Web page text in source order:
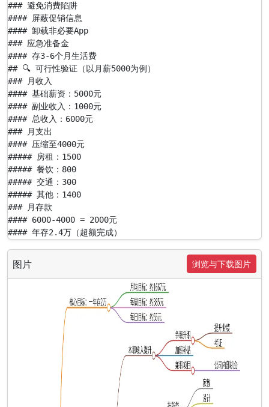
### 避免消费陷阱
#### 屏蔽促销信息
#### 卸载非必要App
### 应急准备金
#### 存3-6个月生活费
## 🔍 可行性验证（以月薪5000为例）
### 月收入
#### 基础薪资：5000元
#### 副业收入：1000元
#### 总收入：6000元
### 月支出
#### 压缩至4000元
##### 房租：1500
##### 餐饮：800
##### 交通：300
##### 其他：1400
### 月存款
#### 6000-4000 = 2000元
#### 年存2.4万（超额完成）
图片 浏览与下载图片